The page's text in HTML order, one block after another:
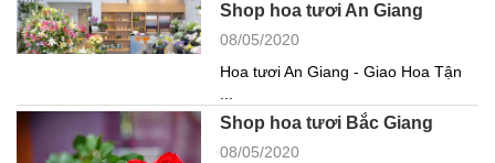
Shop hoa tươi An Giang
08/05/2020
Hoa tươi An Giang - Giao Hoa Tận
...
Shop hoa tươi Bắc Giang
08/05/2020